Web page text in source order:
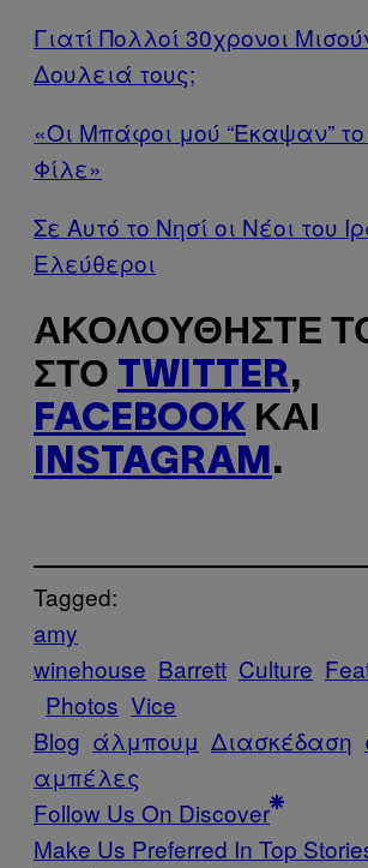
Γιατί Πολλοί 30χρονοι
Δουλειά τους;
«Οι Μπάφοι μού “Έκαψαν”
Φίλε»
Σε Αυτό το Νησί οι Νέοι του
Ελεύθεροι
ΑΚΟΛΟΥΘΉΣΤΕ
ΣΤΟ TWITTER,
FACEBOOK ΚΑΙ
INSTAGRAM .
Tagged:
amy
winehouse Barrett Culture
Photos Vice
Blog άλμπουμ Διασκέδαση
αμπέλες
Follow Us On Discover
Make Us Preferred In Top